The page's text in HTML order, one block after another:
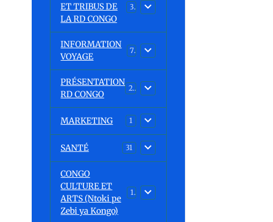
ET TRIBUS DE
LA RD CONGO
37
INFORMATION
VOYAGE
7
PRÉSENTATION
RD CONGO
23
MARKETING 1
SANTÉ 31
CONGO
CULTURE ET
ARTS (Ntoki pe
Zebi ya Kongo)
15